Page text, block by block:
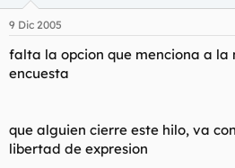
9 Dic 2005
falta la opcion que menciona a
encuesta
que alguien cierre este hilo, va
libertad de expresion